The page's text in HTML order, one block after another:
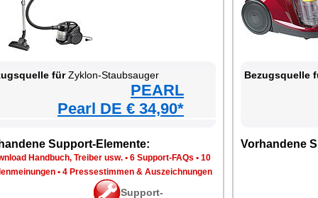
fürZyklon-Staubsauger
PEARL
Pearl DE € 34,90*
Support-Elemente:
Handbuch, Treiber usw. • 6 Support-FAQs • 10
• 4 Pressestimmen & Auszeichnungen
Support-
Bezugsquelle
Vorhandene